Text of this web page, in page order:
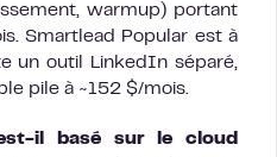
warmup) portant
Smartlead Popular est à
un outil LinkedIn séparé,
pile à ~152 $/mois.
il basé sur le cloud